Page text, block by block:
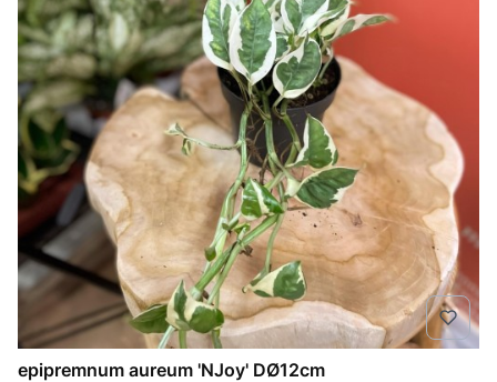
epipremnum aureum 'NJoy' DØ12cm